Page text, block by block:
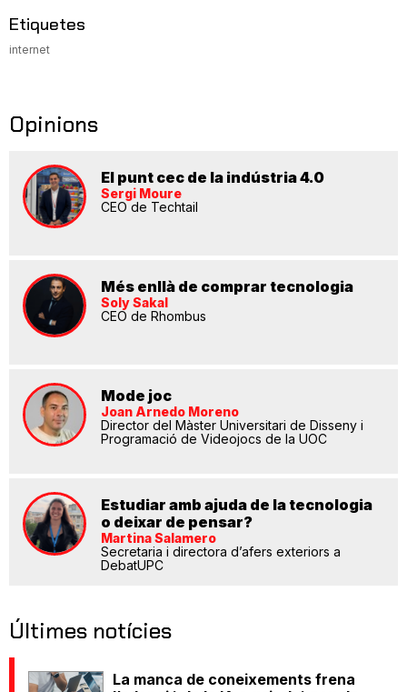
Etiquetes
internet
Opinions
El punt cec de la indústria 4.0
Sergi Moure
CEO de Techtail
Més enllà de comprar tecnologia
Soly Sakal
CEO de Rhombus
Mode joc
Joan Arnedo Moreno
Director del Màster Universitari de Disseny i
Programació de Videojocs de la UOC
Estudiar amb ajuda de la tecnologia
o deixar de pensar?
Martina Salamero
Secretaria i directora d’afers exteriors a
DebatUPC
Últimes notícies
La manca de coneixements frena